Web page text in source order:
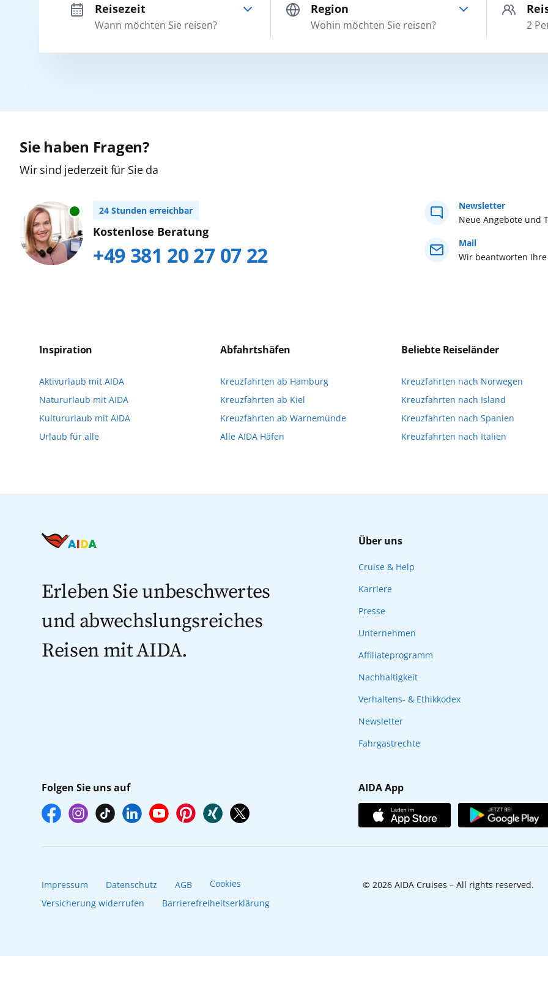
Wann möchten Sie reisen?
Reisezeit
Zurücksetzen
Wohin möchten Sie reisen?
Region
Adria
Karibik
Nordeuropa
2
Erwachsene
ab 25 Jahre
Sie haben Fragen?
Wir sind jederzeit für Sie da
24 Stunden erreichbar
Kostenlose Beratung
+49 381 20 27 07 22
Neue Angebote und
Newsletter
Wir beantworten Ihre
Mail
Inspiration
Aktivurlaub mit AIDA
Natururlaub mit AIDA
Kultururlaub mit AIDA
Urlaub für alle
Abfahrtshäfen
Kreuzfahrten ab Hamburg
Kreuzfahrten ab Kiel
Kreuzfahrten ab Warnemünde
Alle AIDA Häfen
Beliebte Reiseländer
Kreuzfahrten nach Norwegen
Kreuzfahrten nach Island
Kreuzfahrten nach Spanien
Kreuzfahrten nach Italien
Erleben Sie unbeschwertes
und abwechslungsreiches
Reisen mit AIDA.
Folgen Sie uns auf
Über uns
Cruise & Help
Karriere
Presse
Unternehmen
Affiliateprogramm
Nachhaltigkeit
Verhaltens- & Ethikkodex
Newsletter
Fahrgastrechte
AIDA App
Impressum Datenschutz AGB
Cookies
Versicherung widerrufen
Barrierefreiheitserklärung
© 2026 AIDA Cruises – All rights reserved.